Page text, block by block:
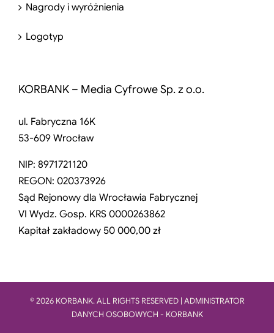
Nagrody i wyróżnienia
Logotyp
KORBANK – Media Cyfrowe Sp. z o.o.
ul. Fabryczna 16K
53-609 Wrocław
NIP: 8971721120
REGON: 020373926
Sąd Rejonowy dla Wrocławia Fabrycznej
VI Wydz. Gosp. KRS 0000263862
Kapitał zakładowy 50 000,00 zł
© 2026 KORBANK. ALL RIGHTS RESERVED | ADMINISTRATOR
DANYCH OSOBOWYCH - KORBANK